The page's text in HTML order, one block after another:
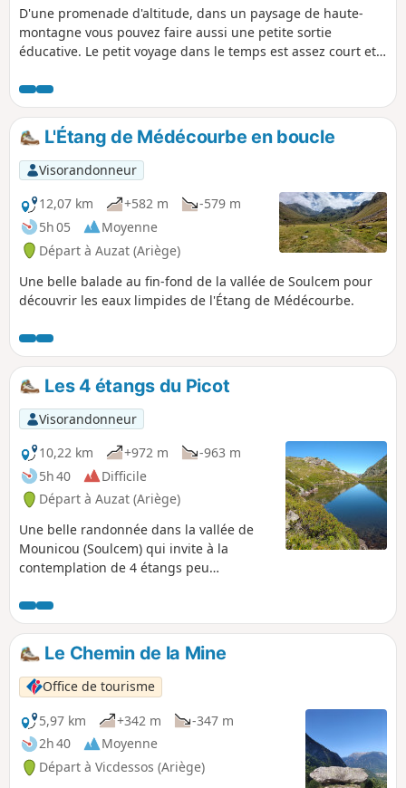
D'une promenade d'altitude, dans un paysage de haute-
montagne vous pouvez faire aussi une petite sortie
éducative. Le petit voyage dans le temps est assez court et
avec l'Andorre et l'Espagne. Les nombreuses petites
habitations estivales en pierres sèches attestent de
l'intense activité pastorale de la vallée.
L'Étang de Médécourbe en boucle
Visorandonneur
12,07 km
+582 m
-579 m
5h 05
Moyenne
Départ à Auzat (Ariège)
Une belle balade au fin-fond de la vallée de Soulcem pour
découvrir les eaux limpides de l'Étang de Médécourbe.
Les 4 étangs du Picot
Visorandonneur
10,22 km
+972 m
-963 m
5h 40
Difficile
Départ à Auzat (Ariège)
Une belle randonnée dans la vallée de
Mounicou (Soulcem) qui invite à la
contemplation de 4 étangs peu
découverte des 4 étangs du Picot ! Si les
2 premiers sont plutôt anecdotiques, le
3e et le 4e ont un charme qui agît
aussitôt qu'on les découvre et vous
récompensent des efforts alors fournis.
Le Chemin de la Mine
Office de tourisme
5,97 km
+342 m
-347 m
2h 40
Moyenne
Départ à Vicdessos (Ariège)